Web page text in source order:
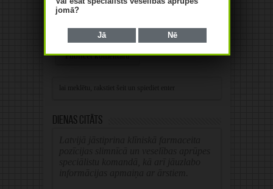
Save my name, email, and website in this
browser for the next time I comment.
Dienas citāts
jomā?
Jā Nē